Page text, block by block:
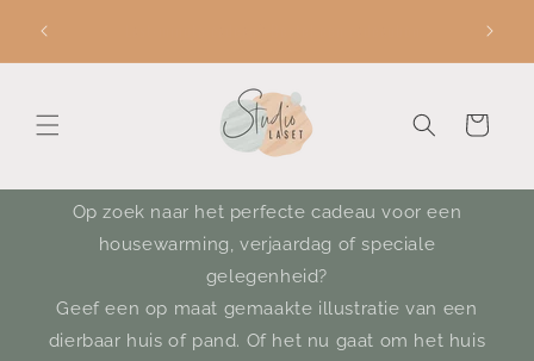
naar de
Winkelwagen
Op zoek naar het perfecte cadeau voor een
housewarming, verjaardag of speciale
gelegenheid?
Geef een op maat gemaakte illustratie van een
dierbaar huis of pand. Of het nu gaat om het huis